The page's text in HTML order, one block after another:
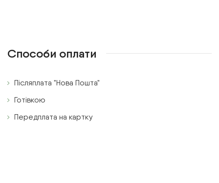
Способи оплати
Післяплата "Нова Пошта"
Готівкою
Передплата на картку